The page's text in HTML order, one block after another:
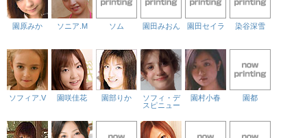
園原みか ソニア.M ソム 園田みおん 園田セイラ 染谷深雪
ソフィア.V 園咲佳花 園部りか
ソフィ・デ
スピニュー
園村小春 園都